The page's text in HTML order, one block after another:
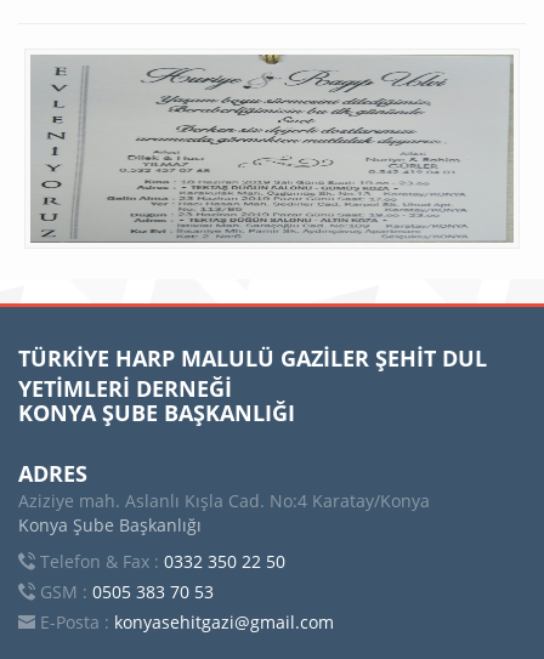
TÜRKİYE HARP MALULÜ GAZİLER ŞEHİT DUL
YETİMLERİ DERNEĞİ
KONYA ŞUBE BAŞKANLIĞI
ADRES
Aziziye mah. Aslanlı Kışla Cad. No:4 Karatay/Konya
Konya Şube Başkanlığı
Telefon & Fax : 0332 350 22 50
GSM : 0505 383 70 53
E-Posta : konyasehitgazi@gmail.com